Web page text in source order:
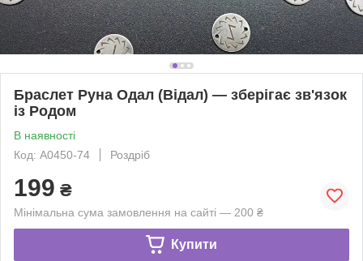
Браслет Руна Одал (Відал) — зберігає зв'язок
із Родом
В наявності
Код: A0450-74
Роздріб
199 ₴
Мінімальна сума замовлення на сайті — 200 ₴
Купити